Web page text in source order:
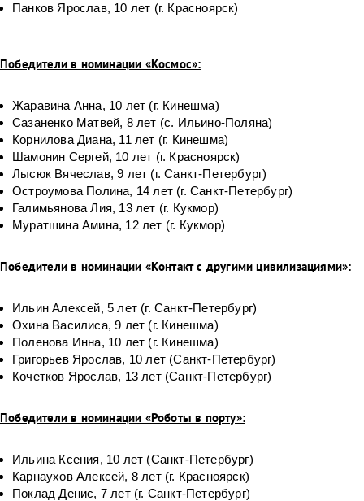
Панков Ярослав, 10 лет (г. Красноярск)
Победители в номинации «Космос»:
Жаравина Анна, 10 лет (г. Кинешма)
Сазаненко Матвей, 8 лет (с. Ильино-Поляна)
Корнилова Диана, 11 лет (г. Кинешма)
Шамонин Сергей, 10 лет (г. Красноярск)
Лысюк Вячеслав, 9 лет (г. Санкт-Петербург)
Остроумова Полина, 14 лет (г. Санкт-Петербург)
Галимьянова Лия, 13 лет (г. Кукмор)
Муратшина Амина, 12 лет (г. Кукмор)
Победители в номинации «Контакт с другими цивилизациями»:
Ильин Алексей, 5 лет (г. Санкт-Петербург)
Охина Василиса, 9 лет (г. Кинешма)
Поленова Инна, 10 лет (г. Кинешма)
Григорьев Ярослав, 10 лет (Санкт-Петербург)
Кочетков Ярослав, 13 лет (Санкт-Петербург)
Победители в номинации «Роботы в порту»:
Ильина Ксения, 10 лет (Санкт-Петербург)
Карнаухов Алексей, 8 лет (г. Красноярск)
Поклад Денис, 7 лет (г. Санкт-Петербург)